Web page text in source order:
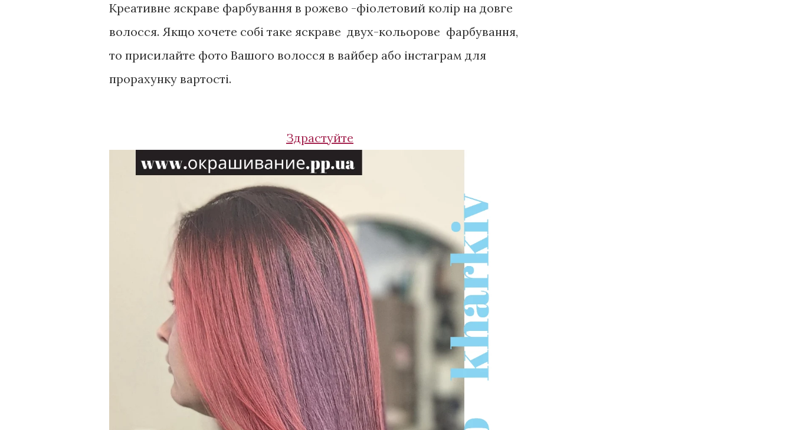
Креативне яскраве фарбування в рожево -фіолетовий колір на довге
волосся. Якщо хочете собі таке яскраве двух-кольорове фарбування,
то присилайте фото Вашого волосся в вайбер або інстаграм для
прорахунку вартості.
Здрастуйте